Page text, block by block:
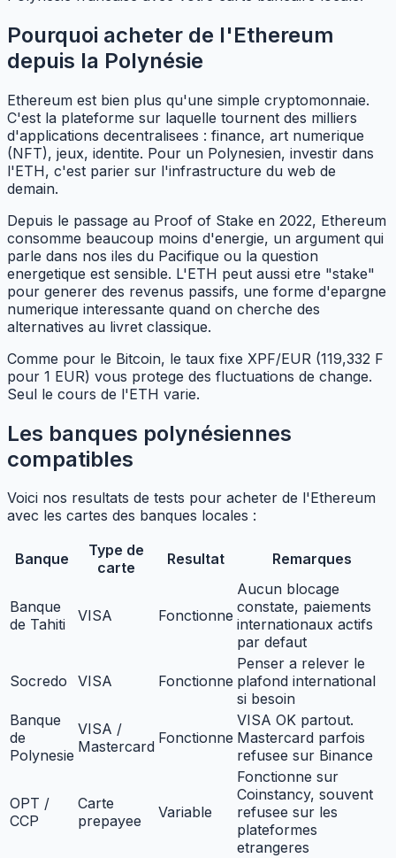
Pourquoi acheter de l'Ethereum
depuis la Polynésie
Ethereum est bien plus qu'une simple cryptomonnaie.
C'est la plateforme sur laquelle tournent des milliers
d'applications decentralisees : finance, art numerique
(NFT), jeux, identite. Pour un Polynesien, investir dans
l'ETH, c'est parier sur l'infrastructure du web de
demain.
Depuis le passage au Proof of Stake en 2022, Ethereum
consomme beaucoup moins d'energie, un argument qui
parle dans nos iles du Pacifique ou la question
energetique est sensible. L'ETH peut aussi etre "stake"
pour generer des revenus passifs, une forme d'epargne
numerique interessante quand on cherche des
alternatives au livret classique.
Comme pour le Bitcoin, le taux fixe XPF/EUR (119,332 F
pour 1 EUR) vous protege des fluctuations de change.
Seul le cours de l'ETH varie.
Les banques polynésiennes
compatibles
Voici nos resultats de tests pour acheter de l'Ethereum
avec les cartes des banques locales :
Banque
Type de
carte
Resultat Remarques
Banque
de Tahiti
VISA Fonctionne
Aucun blocage
constate, paiements
internationaux actifs
par defaut
Socredo VISA Fonctionne
Penser a relever le
plafond international
si besoin
Banque
de
Polynesie
VISA /
Mastercard Fonctionne
VISA OK partout.
Mastercard parfois
refusee sur Binance
OPT /
CCP
Carte
prepayee
Variable
Fonctionne sur
Coinstancy, souvent
refusee sur les
plateformes
etrangeres